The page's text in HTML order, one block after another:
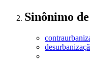
Sinônimo de